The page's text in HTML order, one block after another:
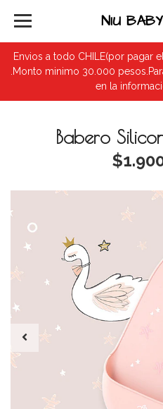
Envios a todo CHILE(por pagar
.Monto minimo 30.000
en la
NIU
Babero